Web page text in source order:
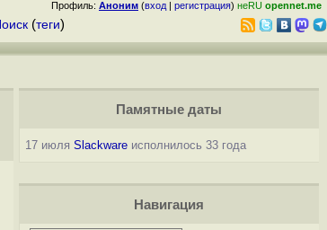
Профиль: Аноним (вход | регистрация) неRU opennet.me
(теги)
Памятные даты
17 июля Slackwareисполнилось 33 года
Навигация